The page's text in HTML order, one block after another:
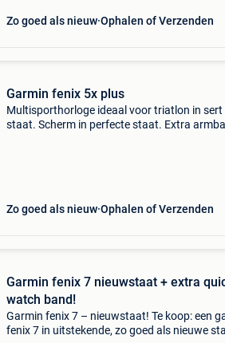
Zo goed als nieuw Ophalen of Verzenden
Garmin fenix 5x plus
Multisporthorloge ideaal voor triatlon in sert
staat. Scherm in perfecte staat. Extra
Zo goed als nieuw Ophalen of Verzenden
Garmin fenix 7 nieuwstaat + extra
watch band!
Garmin fenix 7 – nieuwstaat! Te koop: een
fenix 7 in uitstekende, zo goed als nieuwe